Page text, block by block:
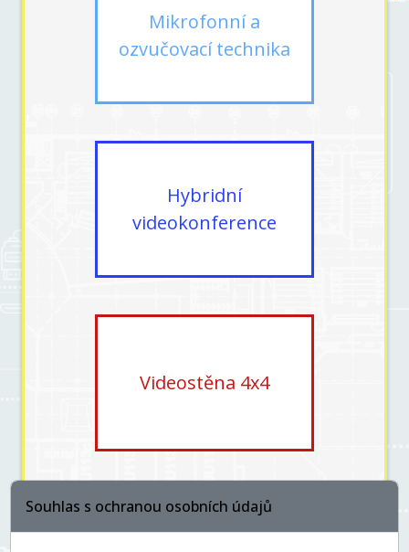
Souhlas s ochranou osobních údajů
Mikrofonní a
ozvučovací technika
Hybridní
videokonference
Videostěna 4x4